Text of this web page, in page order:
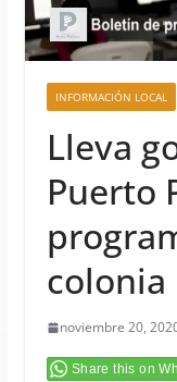
INFORMACIÓN LOCAL
Lleva
Puerto
colonia
noviembre 20,
Share this on